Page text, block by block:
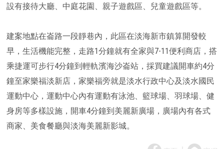
設有接待大廳、中庭花園、親子遊戲區、兒童遊戲區等。
建案地點在崙路一段靜巷內，此區在淡海新市鎮算開發較
早，生活機能完整，走路1分鐘就有全家與7-11便利商店，搭
乘捷運可步行4分鐘到輕軌濱海沙崙站，採買建議開車約4分
鐘至家樂福淡新店，家樂福旁就是淡水行政中心及淡水國民
運動中心，運動中心內有運動有泳池、籃球場、羽球場、健
身房等多樣設施，開車4分鐘到美麗新廣場，廣場內有各式
商家、美食餐廳與淡海美麗新影城。